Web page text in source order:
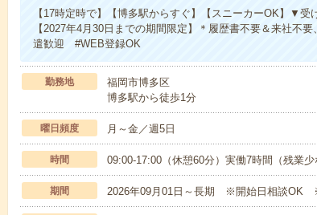
【17時定時で】【博多駅からすぐ】【スニーカーOK】▼
【2027年4月30日までの期間限定】＊履歴書不要＆来社不
遣歓迎 #WEB登録OK
勤務地
福岡市博多区
博多駅から徒歩1分
曜日頻度 月～金／週5日
時間 09:00-17:00（休憩60分）実働7時間（残業少
期間 2026年09月01日～長期 ※開始日相談OK